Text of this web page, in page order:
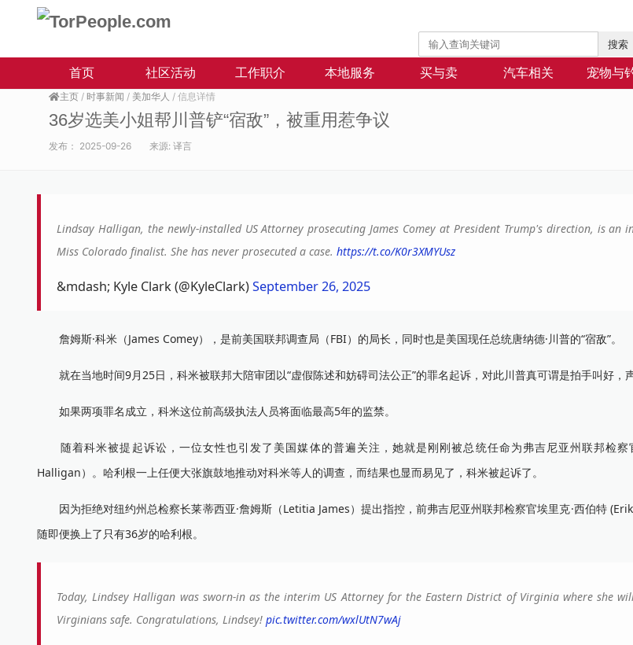
搜索
首页 社区活动 工作职介 本地服务 买与卖 汽车相关 宠物与
主页 / 时事新闻 / 美加华人 / 信息详情
36岁选美小姐帮川普铲“宿敌”，被重用惹争议
发布： 2025-09-26 来源: 译言
Lindsay Halligan, the newly-installed US Attorney prosecuting James Comey at President Trump's direction, is an
Miss Colorado finalist. She has never prosecuted a case. https://t.co/K0r3XMYUsz
&mdash; Kyle Clark (@KyleClark)September 26, 2025
詹姆斯·科米（James Comey），是前美国联邦调查局（FBI）的局长，同时也是美国现任总统唐纳德·川普的“宿敌”。
就在当地时间9月25日，科米被联邦大陪审团以“虚假陈述和妨碍司法公正”的罪名起诉，对此川普真可谓是拍手叫好，声
如果两项罪名成立，科米这位前高级执法人员将面临最高5年的监禁。
随着科米被提起诉讼，一位女性也引发了美国媒体的普遍关注，她就是刚刚被总统任命为弗吉尼亚州联邦检察
Halligan）。哈利根一上任便大张旗鼓地推动对科米等人的调查，而结果也显而易见了，科米被起诉了。
因为拒绝对纽约州总检察长莱蒂西亚·詹姆斯（Letitia James）提出指控，前弗吉尼亚州联邦检察官埃里克·西伯特
随即便换上了只有36岁的哈利根。
Today, Lindsey Halligan was sworn-in as the interim US Attorney for the Eastern District of Virginia where she
Virginians safe. Congratulations, Lindsey! pic.twitter.com/wxlUtN7wAj